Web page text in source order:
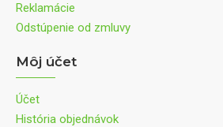
Reklamácie
Odstúpenie od zmluvy
Môj účet
Účet
História objednávok